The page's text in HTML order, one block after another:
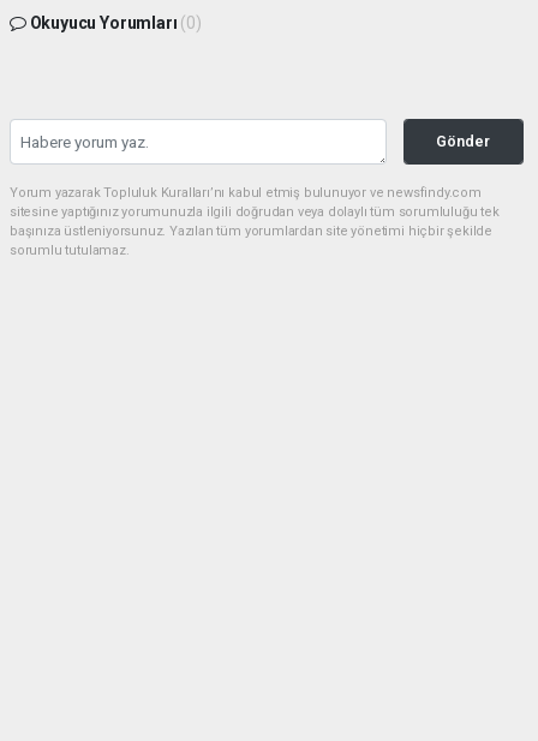
Okuyucu Yorumları (0)
Gönder
Yorum yazarak Topluluk Kuralları’nı kabul etmiş bulunuyor ve newsfindy.com
sitesine yaptığınız yorumunuzla ilgili doğrudan veya dolaylı tüm sorumluluğu tek
başınıza üstleniyorsunuz. Yazılan tüm yorumlardan site yönetimi hiçbir şekilde
sorumlu tutulamaz.